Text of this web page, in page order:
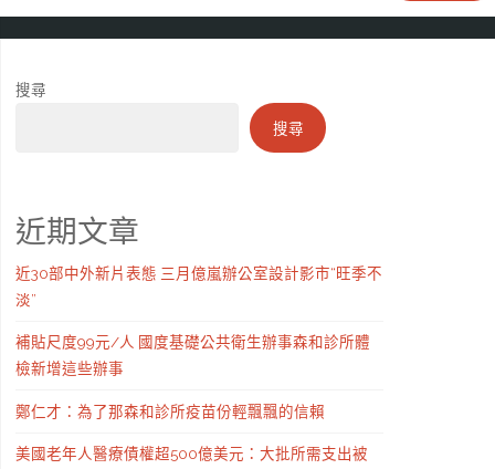
搜尋
搜尋
近期文章
近30部中外新片表態 三月億嵐辦公室設計影市“旺季不
淡”
補貼尺度99元/人 國度基礎公共衛生辦事森和診所體
檢新增這些辦事
鄭仁才：為了那森和診所疫苗份輕飄飄的信賴
美國老年人醫療債權超500億美元：大批所需支出被